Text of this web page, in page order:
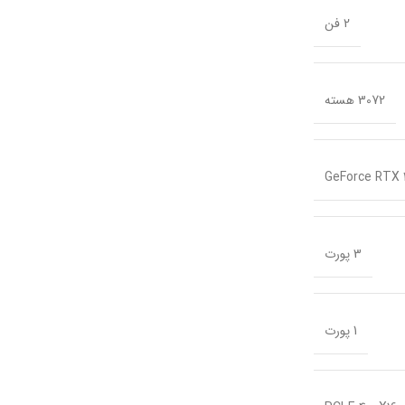
2 فن
3072 هسته
GeForce RTX
3 پورت
1 پورت